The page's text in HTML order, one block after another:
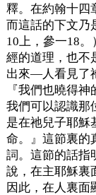
釋。在約翰十四
而這話的下文乃
10上，參一18
經的道理，也不
出來—人看見了
『我們也曉得
我們可以認識那
是在祂兒子耶穌
命。』這節裏的
詞。這節的話指
說，在主耶穌裏
因此，在人裏面